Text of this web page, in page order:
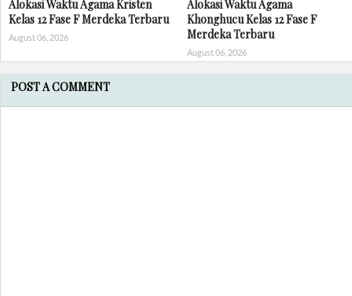
Alokasi Waktu Agama Kristen
Kelas 12 Fase F Merdeka Terbaru
August 06, 2026
Alokasi Waktu Agama
Khonghucu Kelas 12 Fase F
Merdeka Terbaru
August 06, 2026
POST A COMMENT